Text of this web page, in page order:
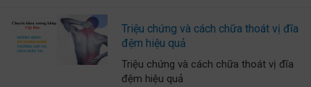
Triệu chứng và cách chữa thoát vị đĩa
đệm hiệu quả
Triệu chứng và cách chữa thoát vị đĩa
đệm hiệu quả